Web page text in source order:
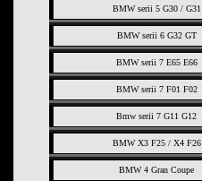
BMW serii 5 G30 / G31
BMW serii 6 G32 GT
BMW serii 7 E65 E66
BMW serii 7 F01 F02
Bmw serii 7 G11 G12
BMW X3 F25 / X4 F26
BMW 4 Gran Coupe